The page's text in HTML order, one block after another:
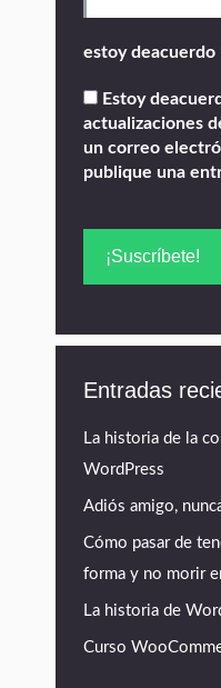
estoy deacuerdo
Estoy
actualizaciones
un correo
publique una
Entradas
La historia de la
WordPress
Adiós amigo,
Cómo pasar de
forma y no morir
La historia de
Curso